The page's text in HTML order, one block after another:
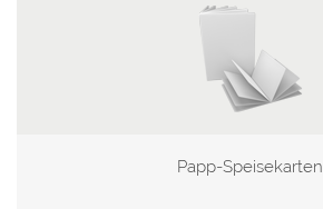
Papp-Speisekarten